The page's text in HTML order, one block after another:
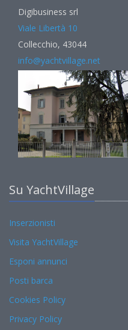
Digibusiness srl
Viale Libertà 10
Collecchio, 43044
info@yachtvillage.net
Su YachtVillage
Inserzionisti
Visita YachtVillage
Esponi annunci
Posti barca
Cookies Policy
Privacy Policy